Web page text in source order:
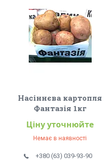
Насіннєва картопля
Фантазія 1кг
Ціну уточнюйте
Немає в наявності
+380 (63) 039-93-90